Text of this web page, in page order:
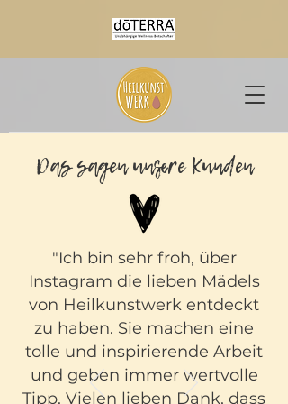
Das sagen unsere Kunden
"Ich bin sehr froh, über
Instagram die lieben Mädels
von Heilkunstwerk entdeckt
zu haben. Sie machen eine
tolle und inspirierende Arbeit
und geben immer wertvolle
Tipp. Vielen lieben Dank, dass